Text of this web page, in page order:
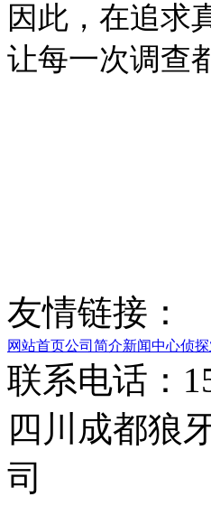
因此，在追求
让每一次调查
友情链接：
网站首页公司简介新闻中心侦
联系电话：
四川成都狼
司